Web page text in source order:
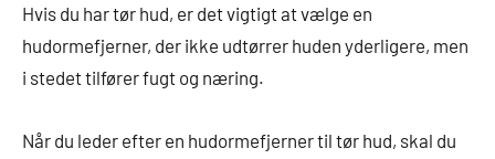
Hvis du har tør hud, er det vigtigt at vælge en
hudormefjerner, der ikke udtørrer huden yderligere, men
i stedet tilfører fugt og næring.
Når du leder efter en hudormefjerner til tør hud, skal du